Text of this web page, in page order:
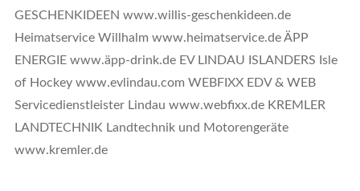
GESCHENKIDEEN www.willis-geschenkideen.de
Heimatservice Willhalm www.heimatservice.de ÄPP
ENERGIE www.äpp-drink.de EV LINDAU ISLANDERS Isle
of Hockey www.evlindau.com WEBFIXX EDV & WEB
Servicedienstleister Lindau www.webfixx.de KREMLER
LANDTECHNIK Landtechnik und Motorengeräte
www.kremler.de